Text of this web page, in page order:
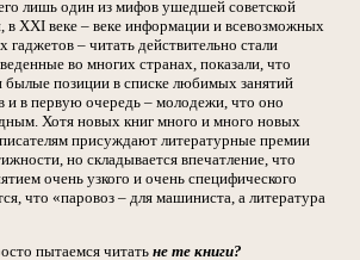
лишь один из мифов ушедшей советской
XXI веке – веке информации и всевозможных
гаджетов – читать действительно стали
во многих странах, показали, что
былые позиции в списке любимых занятий
и в первую очередь – молодежи, что оно
Хотя новых книг много и много новых
присуждают литературные премии
но складывается впечатление, что
очень узкого и очень специфического
что «паровоз – для машиниста, а литература
пытаемся читать не те книги?